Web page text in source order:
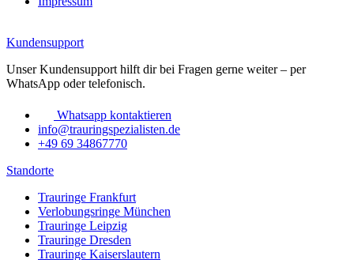
Kundensupport
Unser Kundensupport hilft dir bei Fragen gerne weiter – per
WhatsApp oder telefonisch.
Whatsapp kontaktieren
info@trauringspezialisten.de
+49 69 34867770
Standorte
Trauringe Frankfurt
Verlobungsringe München
Trauringe Leipzig
Trauringe Dresden
Trauringe Kaiserslautern